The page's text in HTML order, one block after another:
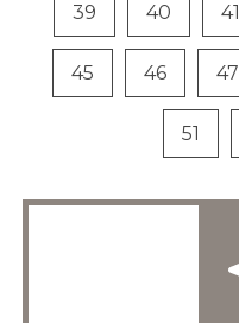
39 40 41
45 46 47
51